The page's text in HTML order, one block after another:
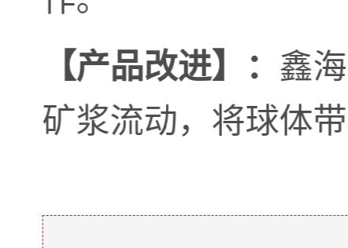
【产品改进】： 鑫
矿浆流动，将球体